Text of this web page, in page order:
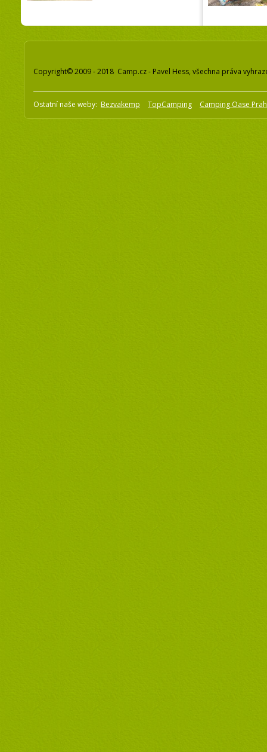
Copyright© 2009 - 2018 Camp.cz - Pavel Hess, všechna práva
Ostatní naše weby: Bezvakemp TopCamping Camping Oase